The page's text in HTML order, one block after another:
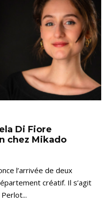
Di Fiore
chez Mikado
l’arrivée de deux
créatif. Il s’agit